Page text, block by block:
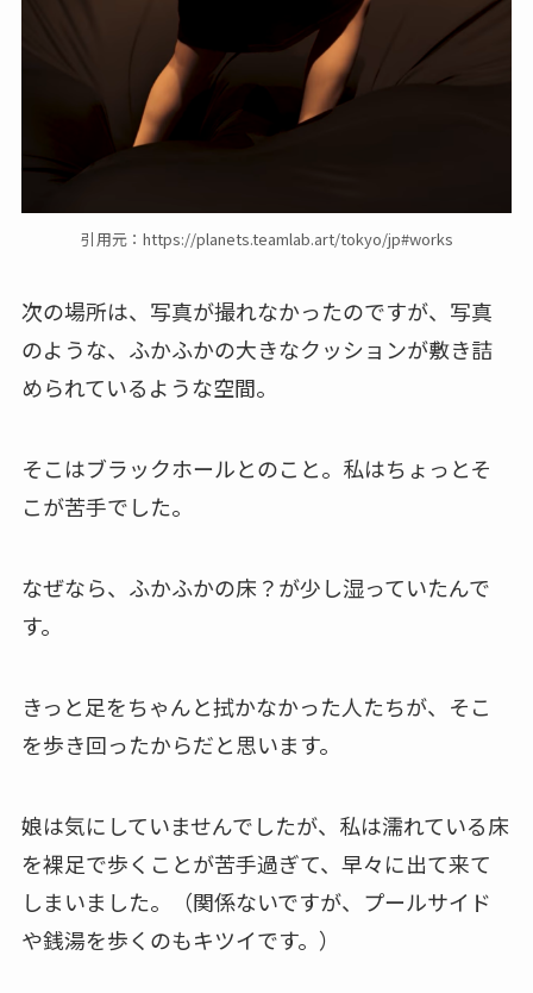
引用元：https://planets.teamlab.art/tokyo/jp#works
次の場所は、写真が撮れなかったのですが、写真
のような、ふかふかの大きなクッションが敷き詰
められているような空間。
そこはブラックホールとのこと。私はちょっとそ
こが苦手でした。
なぜなら、ふかふかの床？が少し湿っていたんで
す。
きっと足をちゃんと拭かなかった人たちが、そこ
を歩き回ったからだと思います。
娘は気にしていませんでしたが、私は濡れている床
を裸足で歩くことが苦手過ぎて、早々に出て来て
しまいました。（関係ないですが、プールサイド
や銭湯を歩くのもキツイです。）